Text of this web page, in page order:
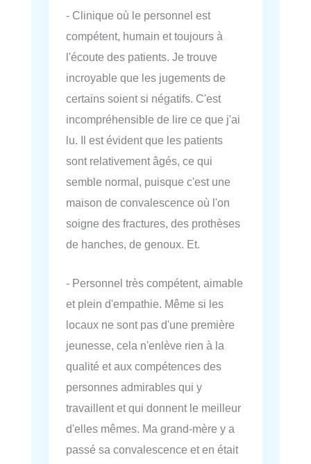
- Clinique où le personnel est
compétent, humain et toujours à
l'écoute des patients. Je trouve
incroyable que les jugements de
certains soient si négatifs. C'est
incompréhensible de lire ce que j'ai
lu. Il est évident que les patients
sont relativement âgés, ce qui
semble normal, puisque c'est une
maison de convalescence où l'on
soigne des fractures, des prothèses
de hanches, de genoux. Et.
- Personnel très compétent, aimable
et plein d'empathie. Même si les
locaux ne sont pas d'une première
jeunesse, cela n'enlève rien à la
qualité et aux compétences des
personnes admirables qui y
travaillent et qui donnent le meilleur
d'elles mêmes. Ma grand-mère y a
passé sa convalescence et en était